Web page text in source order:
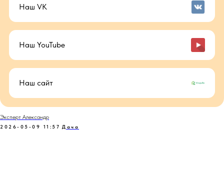
Наш VK
Наш YouTube
Наш сайт
Эксперт Александр
2026-05-09 11:57 Дача